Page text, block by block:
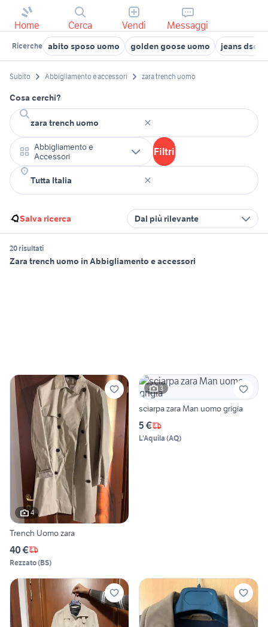
Home Cerca Vendi Messaggi
Ricerche abito sposo uomo golden goose uomo jeans
Subito Abbigliamento e accessori zara trench uomo
Cosa cerchi?
Abbigliamento e
Accessori
Filtri
Salva ricerca Dal più rilevante
20 risultati
Zara trench uomo in Abbigliamento e accessori
4
Trench Uomo zara
40 €
Rezzato(BS)
3
sciarpa zara Man uomo grigia
5 €
L'Aquila (AQ)